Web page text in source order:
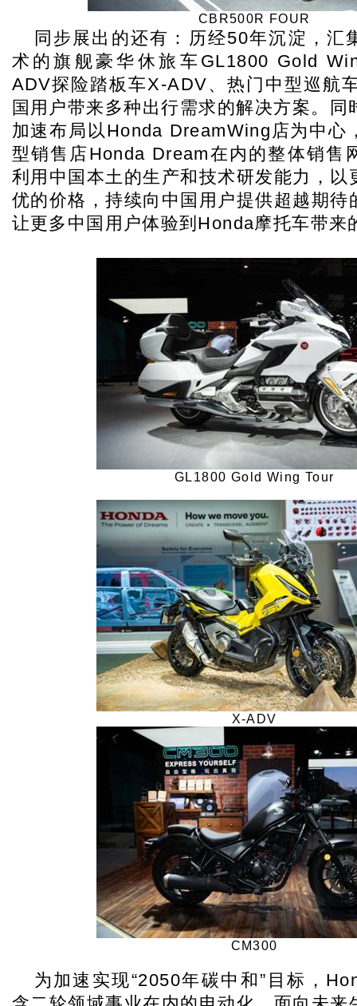
CBR500R FOUR
同步展出的还有：历经50年沉淀，汇
术的旗舰豪华休旅车GL1800 Gold
ADV探险踏板车X-ADV、热门中型巡航
国用户带来多种出行需求的解决方案。同
加速布局以Honda DreamWing店为中心
型销售店Honda Dream在内的整体销售
利用中国本土的生产和技术研发能力，以
优的价格，持续向中国用户提供超越期待
让更多中国用户体验到Honda摩托车带来
GL1800 Gold Wing Tour
X-ADV
CM300
为加速实现“2050年碳中和”目标，